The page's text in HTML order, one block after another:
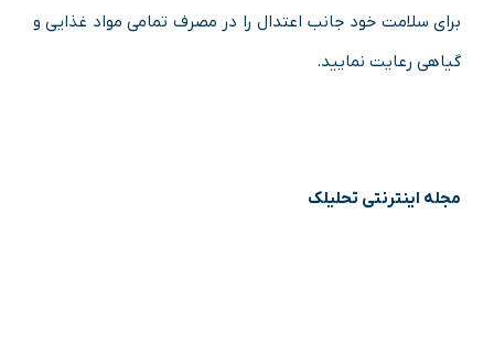
برای سلامت خود جانب اعتدال را در مصرف تمامی مواد غذایی و
گیاهی رعایت نمایید.
مجله اینترنتی تحلیلک